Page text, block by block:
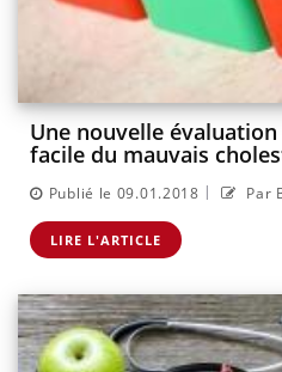
Une nouvelle
facile du mauvais
Publié le 09.01.2018 | Par
LIRE L'ARTICLE